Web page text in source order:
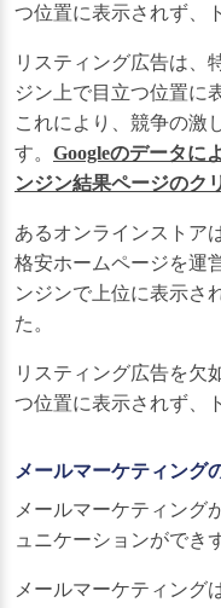
つ位置に表示されず、
リスティング広告は、
ジン上で目立つ位置に
これにより、競争の激
す。 Googleのデータに
ンジン結果ページのク
あるオンラインストア
格安ホームページを運
ンジンで上位に表示さ
た。
リスティング広告を欠
つ位置に表示されず、
メールマーケティング
メールマーケティング
ュニケーションができ
メールマーケティング